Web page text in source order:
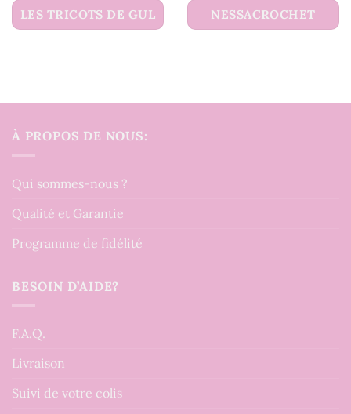
LES TRICOTS DE GUL NESSACROCHET
À PROPOS DE NOUS:
Qui sommes-nous ?
Qualité et Garantie
Programme de fidélité
BESOIN D’AIDE?
F.A.Q.
Livraison
Suivi de votre colis